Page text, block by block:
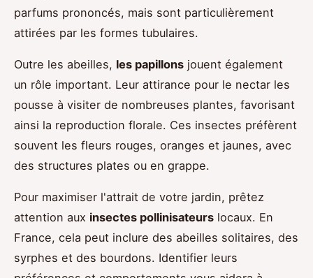
parfums prononcés, mais sont particulièrement
attirées par les formes tubulaires.
Outre les abeilles, les papillons jouent également
un rôle important. Leur attirance pour le nectar les
pousse à visiter de nombreuses plantes, favorisant
ainsi la reproduction florale. Ces insectes préfèrent
souvent les fleurs rouges, oranges et jaunes, avec
des structures plates ou en grappe.
Pour maximiser l'attrait de votre jardin, prêtez
attention aux insectes pollinisateurs locaux. En
France, cela peut inclure des abeilles solitaires, des
syrphes et des bourdons. Identifier leurs